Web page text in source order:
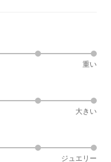
重い
大きい
ジュエリー